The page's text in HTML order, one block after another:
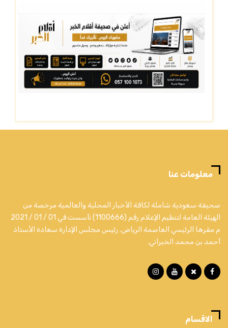
معلومات عنا
صحيفة سعودية شاملة لكافة الأخبار المحلية والعالمية مرخصة من
الهيئة العامة لتنظيم الإعلام رقم (1100666) تأسست في 01 / 01 / 2021
م مقرها الرئيسي العاصمة الرياض. رئيس مجلس الإدارة سعادة الأستاذ
أحمد بن محمد الخبراني.
الاقسام